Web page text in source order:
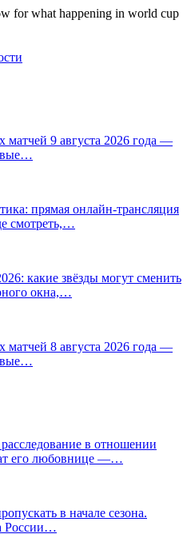
for what happening in world cup
матчей 9 августа 2026 года —
прямая онлайн-трансляция
смотреть,…
какие звёзды могут сменить
окна,…
матчей 8 августа 2026 года —
в отношении
его любовнице —…
в начале сезона.
России…